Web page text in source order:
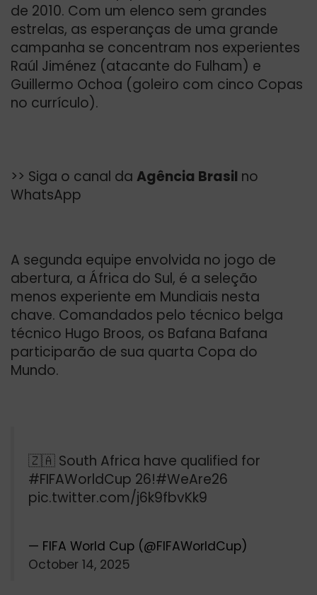
de 2010. Com um elenco sem grandes
estrelas, as esperanças de uma grande
campanha se concentram nos experientes
Raúl Jiménez (atacante do Fulham) e
Guillermo Ochoa (goleiro com cinco Copas
no currículo).
>> Siga o canal da Agência Brasil no
WhatsApp
A segunda equipe envolvida no jogo de
abertura, a África do Sul, é a seleção
menos experiente em Mundiais nesta
chave. Comandados pelo técnico belga
técnico Hugo Broos, os Bafana Bafana
participarão de sua quarta Copa do
Mundo.
🇿🇦 South Africa have qualified for
#FIFAWorldCup 26!#WeAre26
pic.twitter.com/j6k9fbvKk9
— FIFA World Cup (@FIFAWorldCup)
October 14, 2025